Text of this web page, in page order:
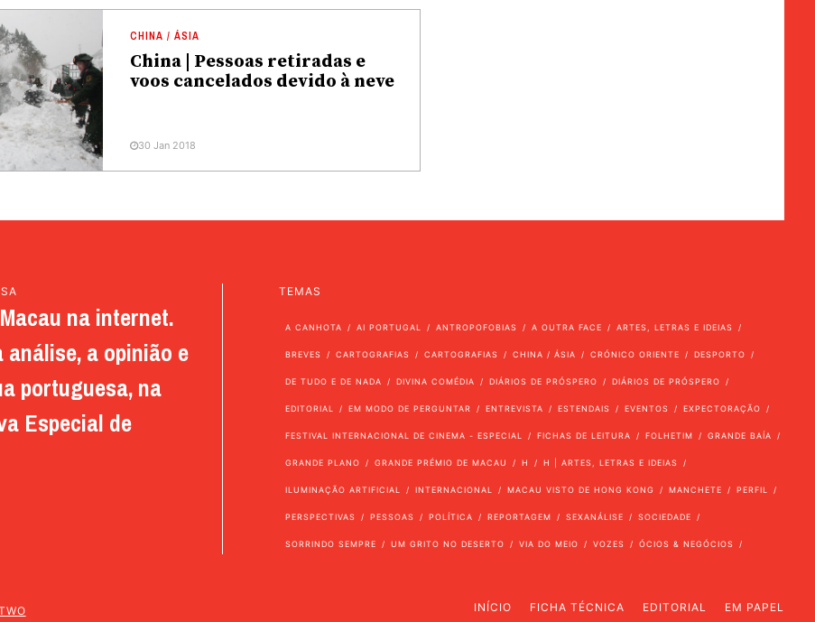
CHINA / ÁSIA
China | Pessoas retiradas e
voos cancelados devido à neve
30 Jan 2018
na internet.
a opinião e
portuguesa, na
Especial de
TEMAS
A CANHOTA AI PORTUGAL ANTROPOFOBIAS A OUTRA FACE ARTES, LETRAS E IDEIAS
BREVES CARTOGRAFIAS CARTOGRAFIAS CHINA / ÁSIA CRÓNICO ORIENTE DESPORTO
DE TUDO E DE NADA DIVINA COMÉDIA DIÁRIOS DE PRÓSPERO DIÁRIOS DE PRÓSPERO
EDITORIAL EM MODO DE PERGUNTAR ENTREVISTA ESTENDAIS EVENTOS EXPECTORAÇÃO
FESTIVAL INTERNACIONAL DE CINEMA - ESPECIAL FICHAS DE LEITURA FOLHETIM GRANDE BAÍA
GRANDE PLANO GRANDE PRÉMIO DE MACAU H H | ARTES, LETRAS E IDEIAS
ILUMINAÇÃO ARTIFICIAL INTERNACIONAL MACAU VISTO DE HONG KONG MANCHETE PERFIL
PERSPECTIVAS PESSOAS POLÍTICA REPORTAGEM SEXANÁLISE SOCIEDADE
SORRINDO SEMPRE UM GRITO NO DESERTO VIA DO MEIO VOZES ÓCIOS & NEGÓCIOS
INÍCIO FICHA TÉCNICA EDITORIAL EM PAPEL